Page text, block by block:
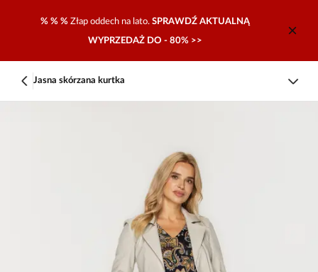
% % % Złap oddech na lato. SPRAWDŹ AKTUALNĄ
WYPRZEDAŻ DO - 80% >>
Jasna skórzana kurtka